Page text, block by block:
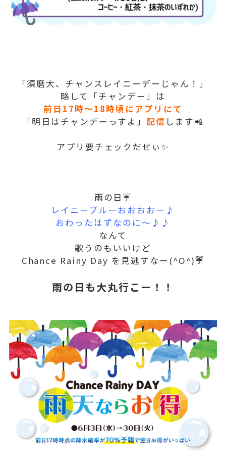
「須磨大、チャンスレイニーデーじゃん！」
略して「チャンデー」は
前日17時～18時頃にアプリにて
「明日はチャンデーっすよ」配信 します📲
アプリ要チェックだぜぃ✨
雨の日☔
レイニーブルーおおおおー♪
おわったはずなのに～♪♪
なんて
歌うのもいいけど
Chance Rainy Day を見逃すなー(^O^)☔
雨の日も大丸行こー！！